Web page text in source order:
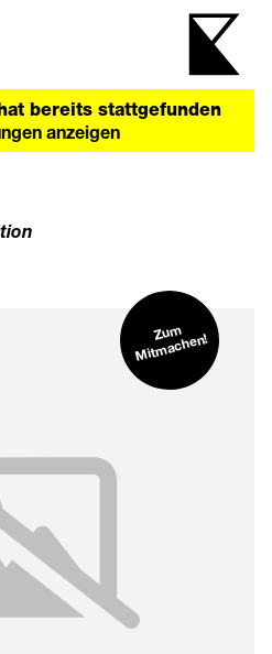
bereits stattgefunden
anzeigen
Zu
m
Mit
machen!